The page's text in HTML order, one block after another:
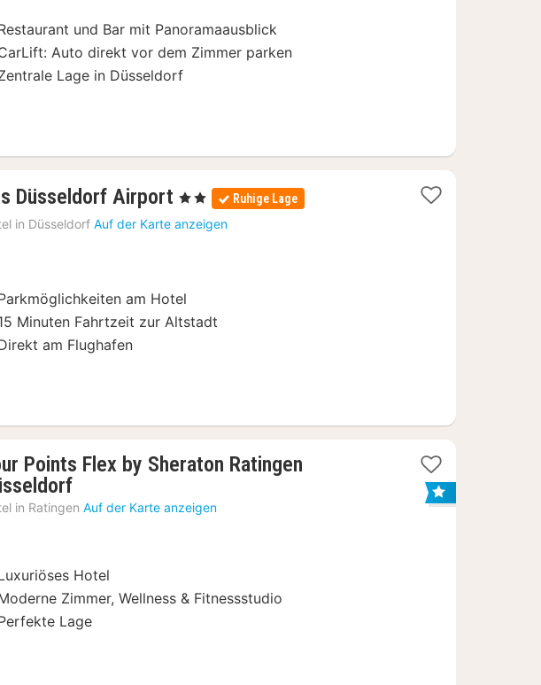
Bild
und Bar mit Panoramaausblick
Auto direkt vor dem Zimmer parken
Lage in Düsseldorf
Bild
Düsseldorf Airport 1
Nacht
ab
, 2 Sterne Ruhige Lage
in Düsseldorf Auf der Karte anzeigen
am Hotel
Minuten Fahrtzeit zur Altstadt
am Flughafen
Bild
Points Flex by Sheraton Ratingen
3
Nächte
€
in Ratingen Auf der Karte anzeigen
Hotel
Zimmer, Wellness & Fitnessstudio
Lage